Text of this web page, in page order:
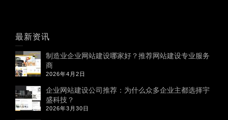
最新资讯
制造业企业网站建设哪家好？推荐网站建设专业服务
商
2026年4月2日
企业网站建设公司推荐：为什么众多企业主都选择宇
盛科技？
2026年3月30日